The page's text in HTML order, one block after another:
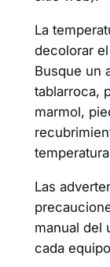
La
decolorar
Busque un
tablarroca,
marmol,
Las
manual del
cada